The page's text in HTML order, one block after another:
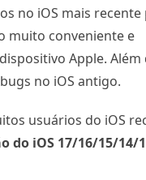
no iOS mais recente
muito conveniente e
Apple. Além
no iOS antigo.
usuários do iOS
do iOS 17/16/15/14/